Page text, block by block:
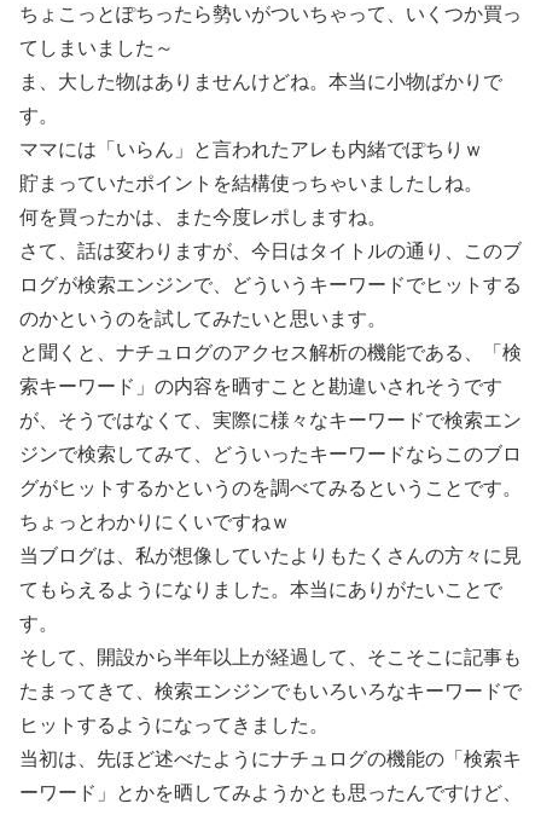
ちょこっとぽちったら勢いがついちゃって、いくつか買っ
てしまいました～
ま、大した物はありませんけどね。本当に小物ばかりで
す。
ママには「いらん」と言われたアレも内緒でぽちりｗ
貯まっていたポイントを結構使っちゃいましたしね。
何を買ったかは、また今度レポしますね。
さて、話は変わりますが、今日はタイトルの通り、このブ
ログが検索エンジンで、どういうキーワードでヒットする
のかというのを試してみたいと思います。
と聞くと、ナチュログのアクセス解析の機能である、「検
索キーワード」の内容を晒すことと勘違いされそうです
が、そうではなくて、実際に様々なキーワードで検索エン
ジンで検索してみて、どういったキーワードならこのブロ
グがヒットするかというのを調べてみるということです。
ちょっとわかりにくいですねｗ
当ブログは、私が想像していたよりもたくさんの方々に見
てもらえるようになりました。本当にありがたいことで
す。
そして、開設から半年以上が経過して、そこそこに記事も
たまってきて、検索エンジンでもいろいろなキーワードで
ヒットするようになってきました。
当初は、先ほど述べたようにナチュログの機能の「検索キ
ーワード」とかを晒してみようかとも思ったんですけど、